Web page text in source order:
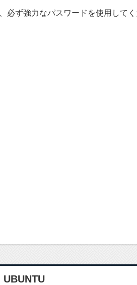
必ず強力なパスワードを使用して
UBUNTU